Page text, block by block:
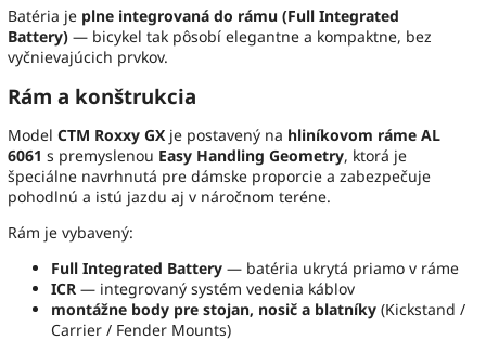
Batéria je plne integrovaná do rámu (Full Integrated
Battery) — bicykel tak pôsobí elegantne a kompaktne, bez
vyčnievajúcich prvkov.
Rám a konštrukcia
Model CTM Roxxy GX je postavený na hliníkovom ráme AL
6061 s premyslenou Easy Handling Geometry, ktorá je
špeciálne navrhnutá pre dámske proporcie a zabezpečuje
pohodlnú a istú jazdu aj v náročnom teréne.
Rám je vybavený:
Full Integrated Battery — batéria ukrytá priamo v ráme
ICR — integrovaný systém vedenia káblov
montážne body pre stojan, nosič a blatníky (Kickstand /
Carrier / Fender Mounts)